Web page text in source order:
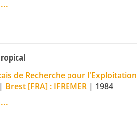
de Recherche pour l'Exploitation
| Brest [FRA] : IFREMER| 1984